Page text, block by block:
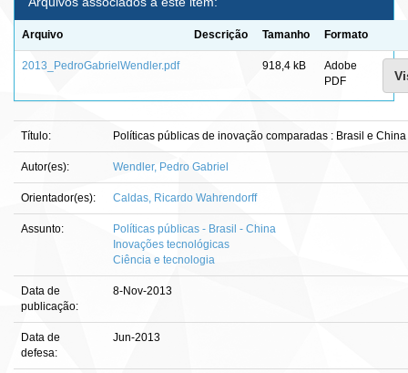
Arquivo Descrição Tamanho Formato
2013_PedroGabrielWendler.pdf 918,4 kB
Adobe
PDF
Título: Políticas públicas de inovação comparadas : Brasil e
Autor(es): Wendler, Pedro Gabriel
Orientador(es): Caldas, Ricardo Wahrendorff
Assunto:
Políticas públicas - Brasil - China
Inovações tecnológicas
Ciência e tecnologia
Data de
publicação:
8-Nov-2013
Data de
defesa:
Jun-2013